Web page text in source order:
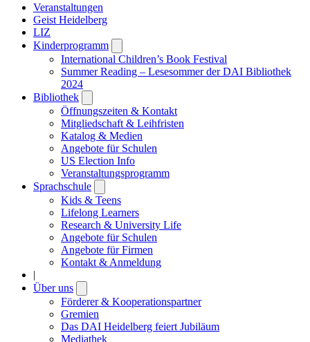
Veranstaltungen
Geist Heidelberg
LIZ
Kinderprogramm
submenu
International Children’s Book Festival
Summer Reading – Lesesommer der DAI Bibliothek
2024
Bibliothek
submenu
Öffnungszeiten & Kontakt
Mitgliedschaft & Leihfristen
Katalog & Medien
Angebote für Schulen
US Election Info
Veranstaltungsprogramm
Sprachschule
submenu
Kids & Teens
Lifelong Learners
Research & University Life
Angebote für Schulen
Angebote für Firmen
Kontakt & Anmeldung
|
Über uns
submenu
Förderer & Kooperationspartner
Gremien
Das DAI Heidelberg feiert Jubiläum
Mediathek